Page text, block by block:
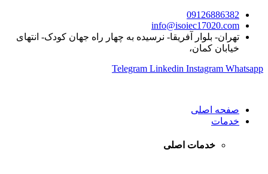
09126886382
info@isoiec17020.com
تهران- بلوار آفریقا- نرسیده به چهار راه جهان کودک- انتهای
خیابان کمان،
Telegram Linkedin Instagram Whatsapp
صفحه اصلی
خدمات
خدمات اصلی